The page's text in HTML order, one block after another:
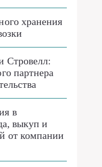
хранения
Стровелл:
партнера
в
выкуп и
от компании